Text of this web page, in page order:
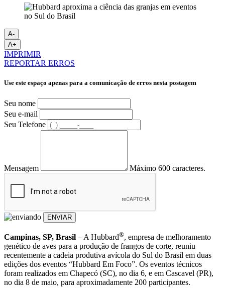
A-
A+
IMPRIMIR
REPORTAR ERROS
Use este espaço apenas para a comunicação de erros nesta postagem
Seu nome
Seu e-mail
Seu Telefone
Mensagem Máximo 600 caracteres.
ENVIAR
Campinas, SP, Brasil – A Hubbard®, empresa de melhoramento
genético de aves para a produção de frangos de corte, reuniu
recentemente a cadeia produtiva avícola do Sul do Brasil em duas
edições dos eventos “Hubbard Em Foco”. Os eventos técnicos
foram realizados em Chapecó (SC), no dia 6, e em Cascavel (PR),
no dia 8 de maio, para aproximadamente 200 participantes.